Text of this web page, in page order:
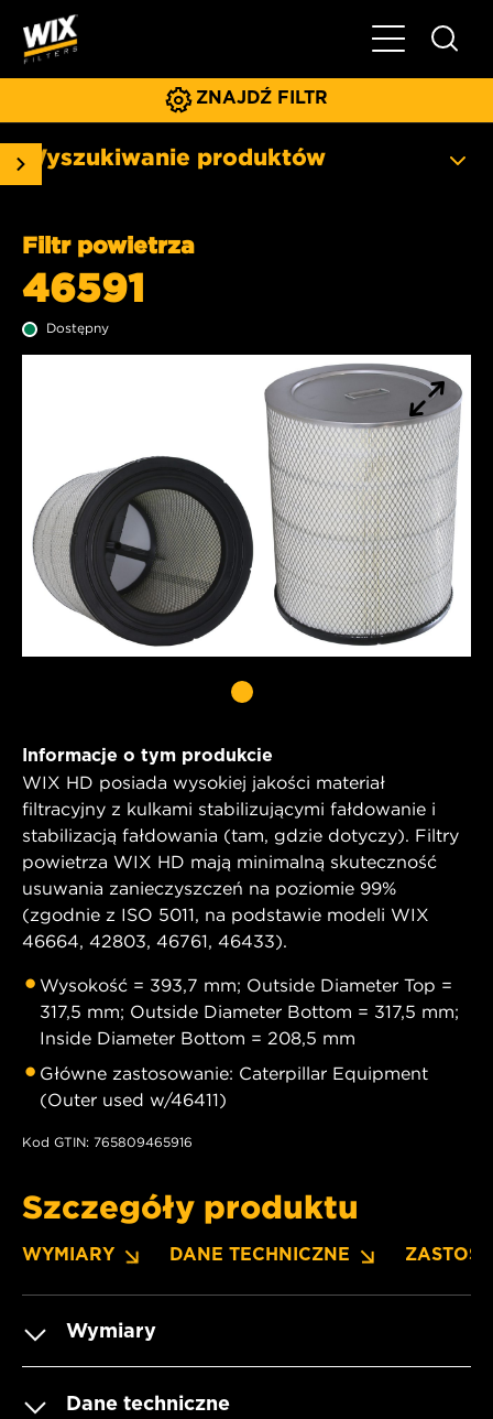
Pokaż/ukryj
ZNAJDŹ FILTR
Wyszukiwanie produktów
Filtr powietrza
46591
Dostępny
Informacje o tym produkcie
WIX HD posiada wysokiej jakości materiał
filtracyjny z kulkami stabilizującymi fałdowanie i
stabilizacją fałdowania (tam, gdzie dotyczy). Filtry
powietrza WIX HD mają minimalną skuteczność
usuwania zanieczyszczeń na poziomie 99%
(zgodnie z ISO 5011, na podstawie modeli WIX
46664, 42803, 46761, 46433).
Wysokość = 393,7 mm; Outside Diameter Top =
317,5 mm; Outside Diameter Bottom = 317,5 mm;
Inside Diameter Bottom = 208,5 mm
Główne zastosowanie: Caterpillar Equipment
(Outer used w/46411)
Kod GTIN: 765809465916
Szczegóły produktu
WYMIARY DANE TECHNICZNE
Wymiary
Dane techniczne